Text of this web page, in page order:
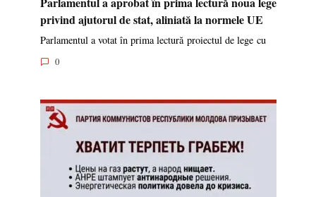
privind ajutorul de stat, aliniată la normele UE
Parlamentul a votat în prima lectură proiectul de lege cu
0